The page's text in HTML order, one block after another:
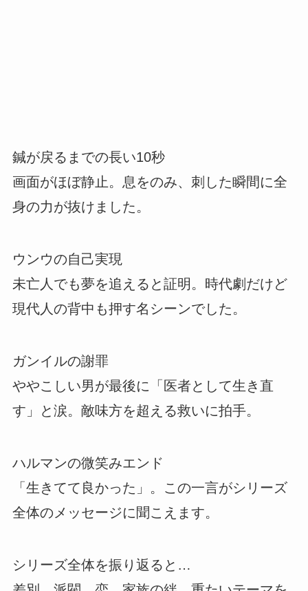
鍼が戻るまでの長い10秒
画面がほぼ静止。息をのみ、刺した瞬間に全
身の力が抜けました。
ウンウの自己実現
未亡人でも夢を追えると証明。時代劇だけど
現代人の背中も押す名シーンでした。
ガンイルの謝罪
ややこしい男が最後に「医者として生き直
す」と涙。敵味方を超える救いに拍手。
ハルマンの微笑みエンド
「生きてて良かった」。この一言がシリーズ
全体のメッセージに聞こえます。
シリーズ全体を振り返ると…